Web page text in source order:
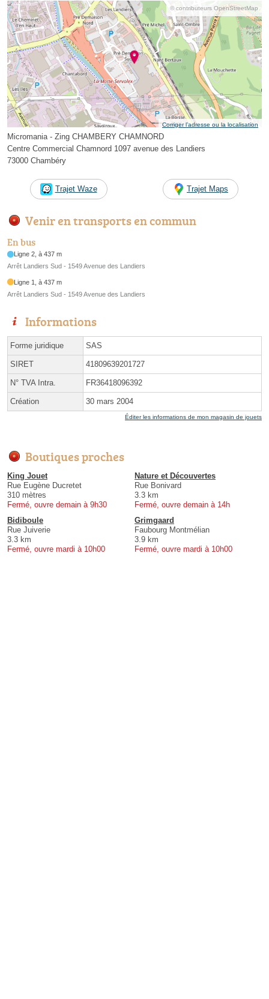
© contributeurs OpenStreetMap
Corriger l’adresse ou la localisation
Micromania - Zing CHAMBERY CHAMNORD
Centre Commercial Chamnord 1097 avenue des Landiers
73000 Chambéry
Trajet Waze Trajet Maps
Venir en transports en commun
En bus
Ligne 2, à 437 m
Arrêt Landiers Sud - 1549 Avenue des Landiers
Ligne 1, à 437 m
Arrêt Landiers Sud - 1549 Avenue des Landiers
Informations
Forme juridique SAS
SIRET 41809639201727
N° TVA Intra. FR36418096392
Création 30 mars 2004
Éditer les informations de mon magasin de jouets
Boutiques proches
King Jouet
Rue Eugène Ducretet
310 mètres
Fermé, ouvre demain à 9h30
Nature et Découvertes
Rue Bonivard
3.3 km
Fermé, ouvre demain à 14h
Bidiboule
Rue Juiverie
3.3 km
Fermé, ouvre mardi à 10h00
Grimgaard
Faubourg Montmélian
3.9 km
Fermé, ouvre mardi à 10h00